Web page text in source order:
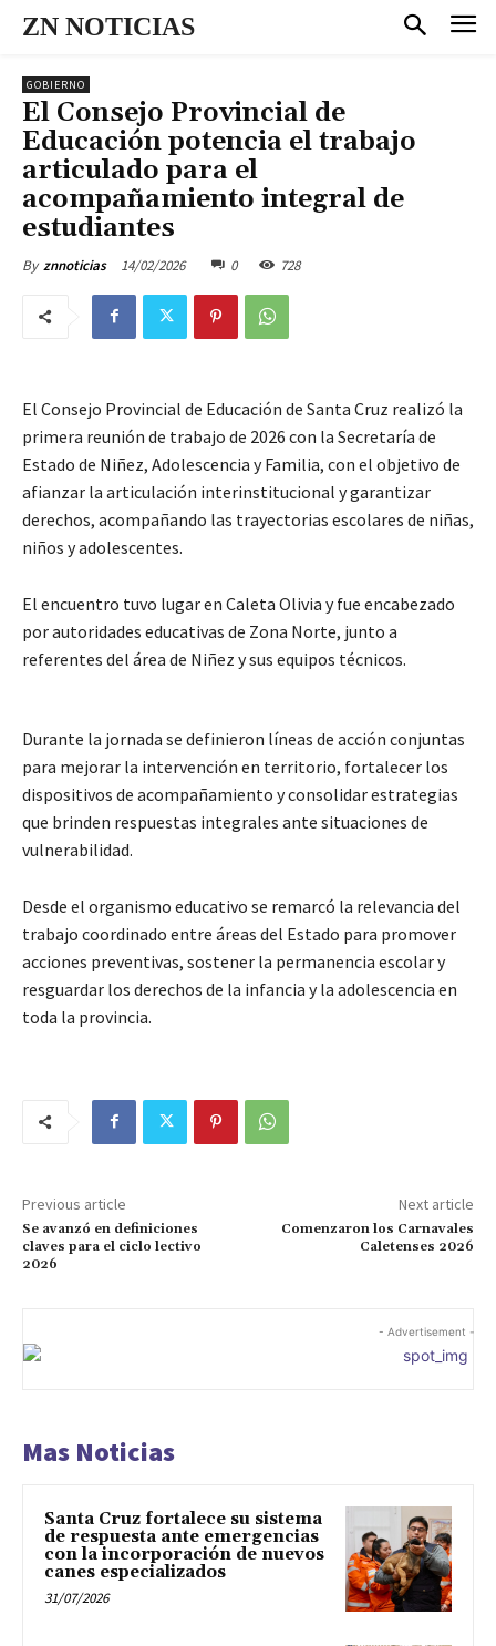
ZN NOTICIAS
GOBIERNO
El Consejo Provincial de
Educación potencia el trabajo
articulado para el
acompañamiento integral de
estudiantes
By znnoticias 14/02/2026 0 728
El Consejo Provincial de Educación de Santa Cruz realizó la
primera reunión de trabajo de 2026 con la Secretaría de
Estado de Niñez, Adolescencia y Familia, con el objetivo de
afianzar la articulación interinstitucional y garantizar
derechos, acompañando las trayectorias escolares de niñas,
niños y adolescentes.
El encuentro tuvo lugar en Caleta Olivia y fue encabezado
por autoridades educativas de Zona Norte, junto a
referentes del área de Niñez y sus equipos técnicos.
Durante la jornada se definieron líneas de acción conjuntas
para mejorar la intervención en territorio, fortalecer los
dispositivos de acompañamiento y consolidar estrategias
que brinden respuestas integrales ante situaciones de
vulnerabilidad.
Desde el organismo educativo se remarcó la relevancia del
trabajo coordinado entre áreas del Estado para promover
acciones preventivas, sostener la permanencia escolar y
resguardar los derechos de la infancia y la adolescencia en
toda la provincia.
Previous article
Se avanzó en definiciones
claves para el ciclo lectivo
2026
Next article
Comenzaron los Carnavales
Caletenses 2026
- Advertisement -
Mas Noticias
Santa Cruz fortalece su sistema
de respuesta ante emergencias
con la incorporación de nuevos
canes especializados
31/07/2026